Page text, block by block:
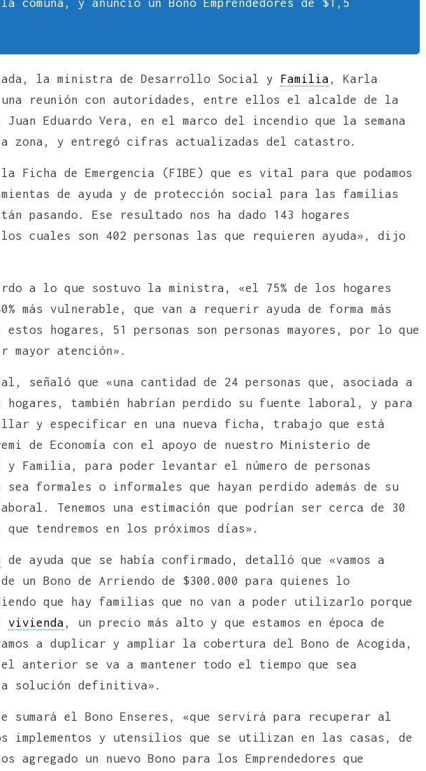
la ministra de Desarrollo Social y Familia , Karla
reunión con autoridades, entre ellos el alcalde de la
Juan Eduardo Vera, en el marco del incendio que la semana
zona, y entregó cifras actualizadas del catastro.
la Ficha de Emergencia (FIBE) que es vital para que podamos
de ayuda y de protección social para las familias
pasando. Ese resultado nos ha dado 143 hogares
cuales son 402 personas las que requieren ayuda», dijo
a lo que sostuvo la ministra, «el 75% de los hogares
más vulnerable, que van a requerir ayuda de forma más
estos hogares, 51 personas son personas mayores, por lo que
mayor atención».
señaló que «una cantidad de 24 personas que, asociada a
hogares, también habrían perdido su fuente laboral, y para
y especificar en una nueva ficha, trabajo que está
de Economía con el apoyo de nuestro Ministerio de
Familia, para poder levantar el número de personas
sea formales o informales que hayan perdido además de su
Tenemos una estimación que podrían ser cerca de 30
tendremos en los próximos días».
de ayuda que se había confirmado, detalló que «vamos a
un Bono de Arriendo de $300.000 para quienes lo
que hay familias que no van a poder utilizarlo porque
vivienda , un precio más alto y que estamos en época de
a duplicar y ampliar la cobertura del Bono de Acogida,
anterior se va a mantener todo el tiempo que sea
solución definitiva».
sumará el Bono Enseres, «que servirá para recuperar al
implementos y utensilios que se utilizan en las casas, de
agregado un nuevo Bono para los Emprendedores que